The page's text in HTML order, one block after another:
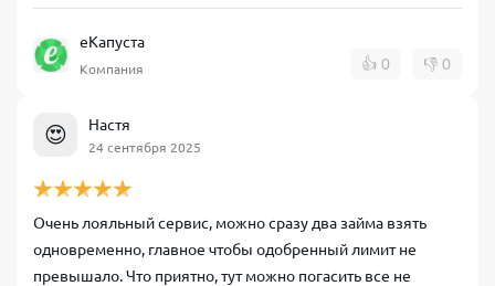
еКапуста
Компания 👍 0 👎 0
😍 Настя
24 сентября 2025
Очень лояльный сервис, можно сразу два займа взять
одновременно, главное чтобы одобренный лимит не
превышало. Что приятно, тут можно погасить все не